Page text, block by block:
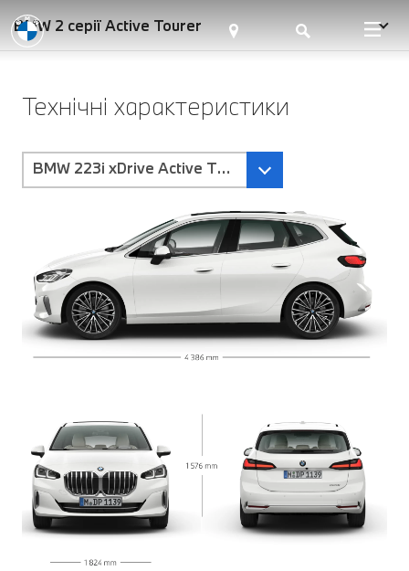
BMW 2 серії Active Tourer
Технічні характеристики
BMW 223i xDrive Active Tourer-Коробка передач